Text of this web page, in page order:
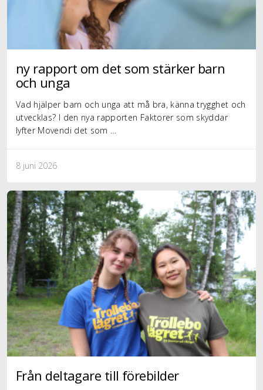
ny rapport om det som stärker barn
och unga
Vad hjälper barn och unga att må bra, känna trygghet och
utvecklas? I den nya rapporten Faktorer som skyddar
lyfter Movendi det som …
8 juni 2026
Från deltagare till förebilder